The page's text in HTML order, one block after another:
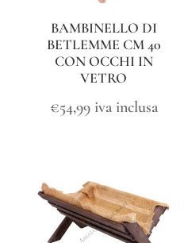
BAMBINELLO DI
BETLEMME CM 40
CON OCCHI IN
VETRO
€54,99 iva inclusa